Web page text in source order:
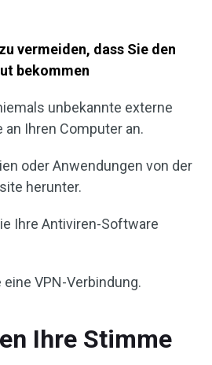
vermeiden, dass Sie den
bekommen
unbekannte externe
an Ihren Computer an.
oder Anwendungen von der
herunter.
Ihre Antiviren-Software
VPN-Verbindung.
Ihre Stimme